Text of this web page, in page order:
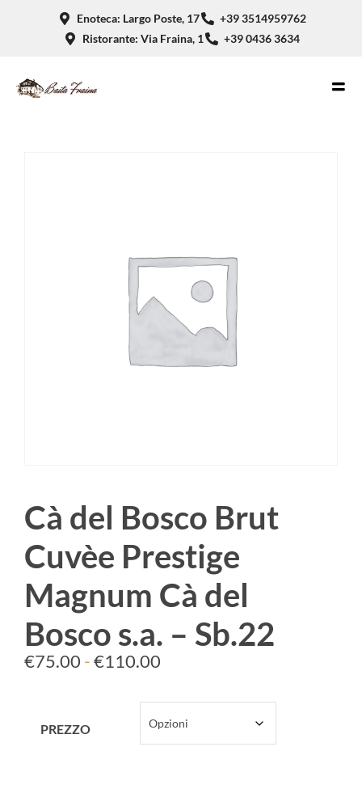
Enoteca: Largo Poste, 17
+39 3514959762
Ristorante: Via Fraina, 1
+39 0436 3634
Cà del Bosco Brut
Cuvèe Prestige
Magnum Cà del
Bosco s.a. – Sb.22
€75.00 -€110.00
PREZZO